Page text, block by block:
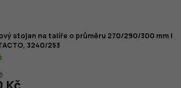
stojan na talíře o průměru 270/290/300 mm |
3240/253
Kč